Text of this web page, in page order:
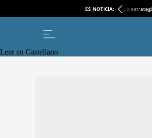
ES NOTICIA: La
Leer en Castellano